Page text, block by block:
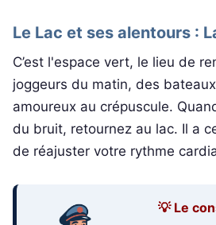
Le Lac et ses alentours :
C’est l'espace vert, le lieu de
joggeurs du matin, des
amoureux au crépuscule.
du bruit, retournez au lac. Il a
de réajuster votre rythme
💡 Le